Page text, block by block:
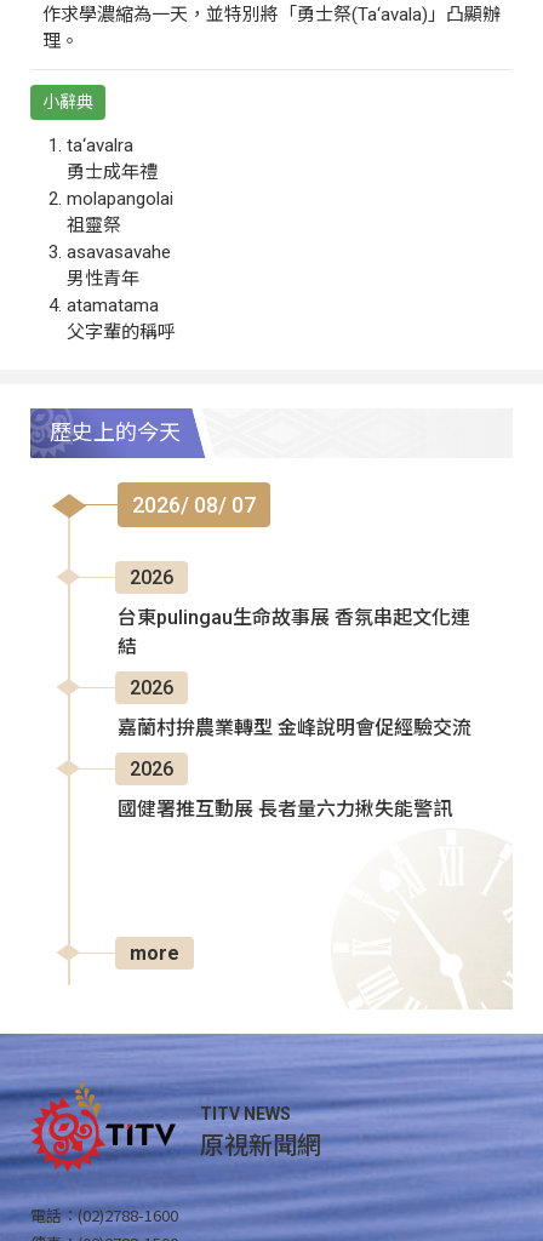
作求學濃縮為一天，並特別將「勇士祭(Ta‘avala)」凸顯辦
理。
小辭典
ta‘avalra
勇士成年禮
molapangolai
祖靈祭
asavasavahe
男性青年
atamatama
父字輩的稱呼
歷史上的今天
2026/ 08/ 07
2026
台東pulingau生命故事展 香氛串起文化連
結
2026
嘉蘭村拚農業轉型 金峰說明會促經驗交流
2026
國健署推互動展 長者量六力揪失能警訊
more
TITV NEWS
原視新聞網
電話：(02)2788-1600